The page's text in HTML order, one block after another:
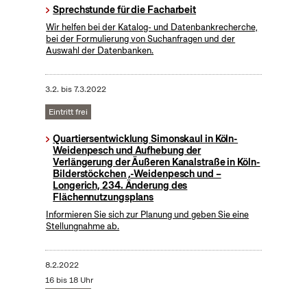
Sprechstunde für die Facharbeit
Wir helfen bei der Katalog- und Datenbankrecherche,
bei der Formulierung von Suchanfragen und der
Auswahl der Datenbanken.
3.2. bis7.3.2022
Eintritt frei
Quartiersentwicklung Simonskaul in Köln-
Weidenpesch und Aufhebung der
Verlängerung der Äußeren Kanalstraße in Köln-
Bilderstöckchen ,-Weidenpesch und –
Longerich, 234. Änderung des
Flächennutzungsplans
Informieren Sie sich zur Planung und geben Sie eine
Stellungnahme ab.
8.2.2022
16 bis 18 Uhr